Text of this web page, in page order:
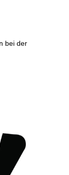
bei der